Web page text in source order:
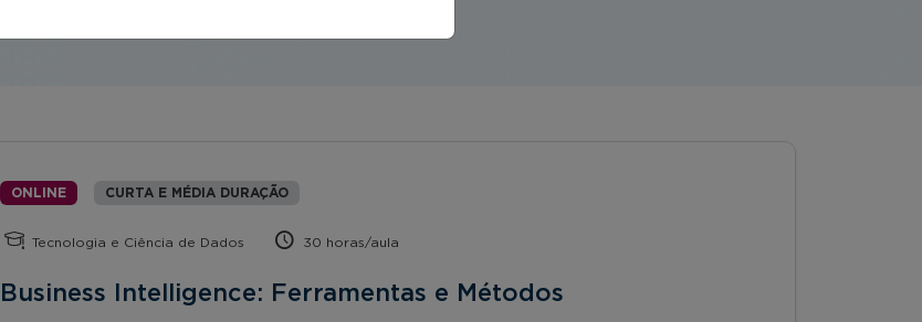
ONLINE CURTA E MÉDIA DURAÇÃO
Tecnologia e Ciência de Dados 30 horas/aula
Business Intelligence: Ferramentas e Métodos